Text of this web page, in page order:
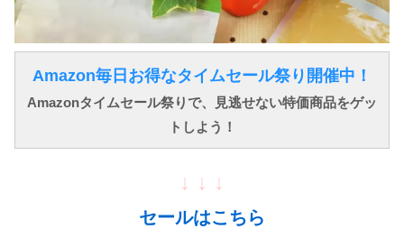
Amazon毎日お得なタイムセール祭り開催中！
Amazonタイムセール祭りで、見逃せない特価商品をゲッ
トしよう！
↓ ↓ ↓
セールはこちら